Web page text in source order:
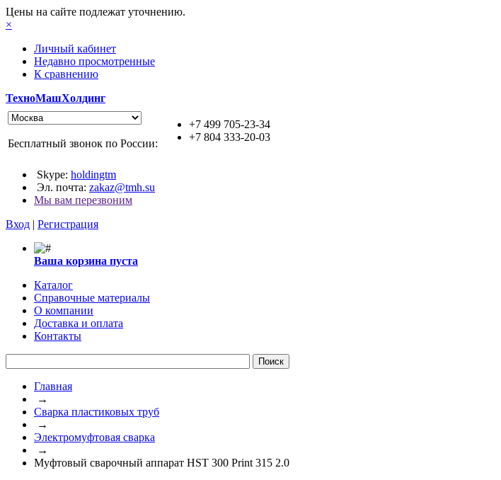
Цены на сайте подлежат уточнению.
×
Личный кабинет
Недавно просмотренные
К сравнению
ТехноМашХолдинг
+7 499 705-23-34
+7 804 333-20-03
Бесплатный звонок по России:
Skype: holdingtm
Эл. почта: zakaz@tmh.su
Мы вам перезвоним
Вход | Регистрация
Ваша корзина пуста
Каталог
Справочные материалы
О компании
Доставка и оплата
Контакты
Главная
→
Сварка пластиковых труб
→
Электромуфтовая сварка
→
Муфтовый сварочный аппарат HST 300 Print 315 2.0